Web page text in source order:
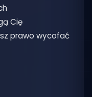
Cię
prawo wycofać